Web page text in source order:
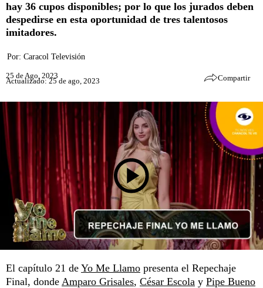
hay 36 cupos disponibles; por lo que los jurados deben
despedirse en esta oportunidad de tres talentosos
imitadores.
Por: Caracol Televisión
25 de Ago, 2023
Actualizado: 25 de ago, 2023 Compartir
El capítulo 21 de Yo Me Llamo presenta el Repechaje
Final, donde Amparo Grisales, César Escola y Pipe Bueno